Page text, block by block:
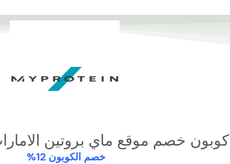
كوبون خصم موقع ماي بروتين
خصم الكوبون